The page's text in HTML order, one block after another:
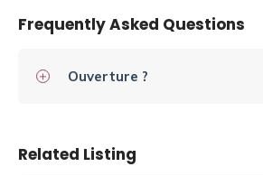
Frequently Asked Questions
Ouverture ?
Related Listing